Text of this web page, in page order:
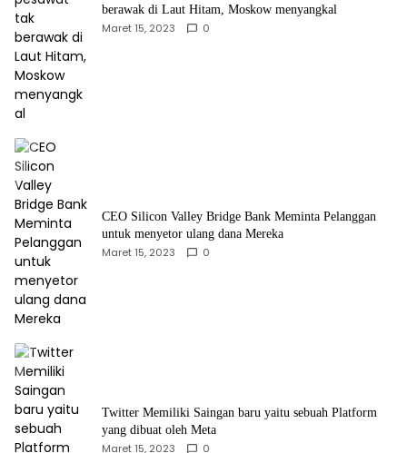
berawak di Laut Hitam, Moskow menyangkal
Maret 15, 2023 0
CEO Silicon Valley Bridge Bank Meminta Pelanggan
untuk menyetor ulang dana Mereka
Maret 15, 2023 0
Twitter Memiliki Saingan baru yaitu sebuah Platform
yang dibuat oleh Meta
Maret 15, 2023 0